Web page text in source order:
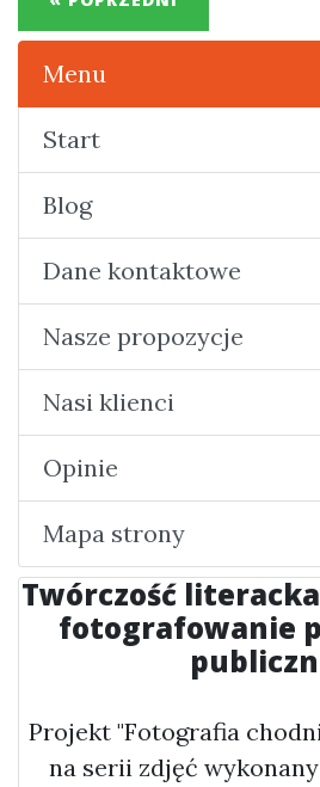
Menu
Start
Blog
Dane kontaktowe
Nasze propozycje
Nasi klienci
Opinie
Mapa strony
Twórczość
fotografowanie
Projekt "Fotografia
na serii zdjęć